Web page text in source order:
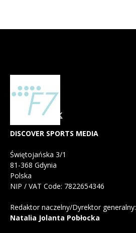
DISCOVER SPORTS MEDIA
Świętojańska 3/1
81-368 Gdynia
Polska
NIP / VAT Code: 7822654346
Redaktor naczelny/Dyrektor generalny:
Natalia Jolanta Pobłocka